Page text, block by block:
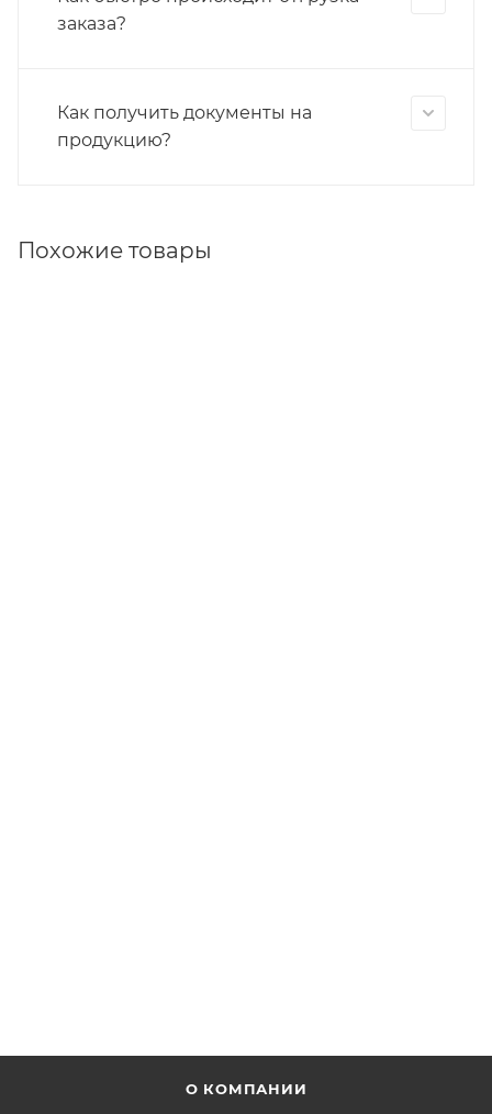
заказа?
Как получить документы на
продукцию?
Похожие товары
О КОМПАНИИ